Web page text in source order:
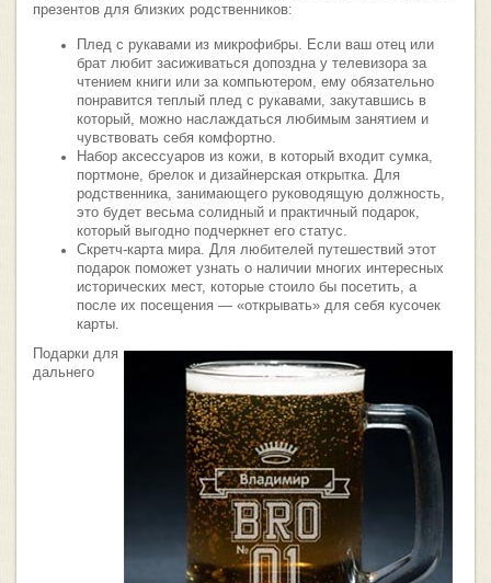
презентов для близких родственников:
Плед с рукавами из микрофибры. Если ваш отец или
брат любит засиживаться допоздна у телевизора за
чтением книги или за компьютером, ему обязательно
понравится теплый плед с рукавами, закутавшись в
который, можно наслаждаться любимым занятием и
чувствовать себя комфортно.
Набор аксессуаров из кожи, в который входит сумка,
портмоне, брелок и дизайнерская открытка. Для
родственника, занимающего руководящую должность,
это будет весьма солидный и практичный подарок,
который выгодно подчеркнет его статус.
Скретч-карта мира. Для любителей путешествий этот
подарок поможет узнать о наличии многих интересных
исторических мест, которые стоило бы посетить, а
после их посещения — «открывать» для себя кусочек
карты.
Подарки для
дальнего